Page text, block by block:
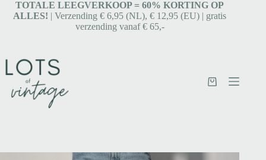
TOTALE LEEGVERKOOP = 60% KORTING OP
ALLES! | Verzending € 6,95 (NL), € 12,95 (EU) | gratis
verzending vanaf € 65,-